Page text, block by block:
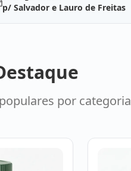
p/ Salvador e Lauro de Freitas
por categoria